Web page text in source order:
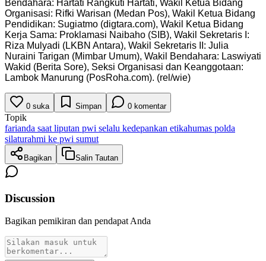
Bendahara: Hartati Rangkuti Hartati, Wakil Ketua Bidang
Organisasi: Rifki Warisan (Medan Pos), Wakil Ketua Bidang
Pendidikan: Sugiatmo (digtara.com), Wakil Ketua Bidang
Kerja Sama: Proklamasi Naibaho (SIB), Wakil Sekretaris I:
Riza Mulyadi (LKBN Antara), Wakil Sekretaris II: Julia
Nuraini Tarigan (Mimbar Umum), Wakil Bendahara: Laswiyati
Wakid (Berita Sore), Seksi Organisasi dan Keanggotaan:
Lambok Manurung (PosRoha.com). (rel/wie)
0 suka Simpan 0 komentar
Topik
farianda saat liputan pwi selalu kedepankan etikahumas polda
silaturahmi ke pwi sumut
Bagikan Salin Tautan
Discussion
Bagikan pemikiran dan pendapat Anda